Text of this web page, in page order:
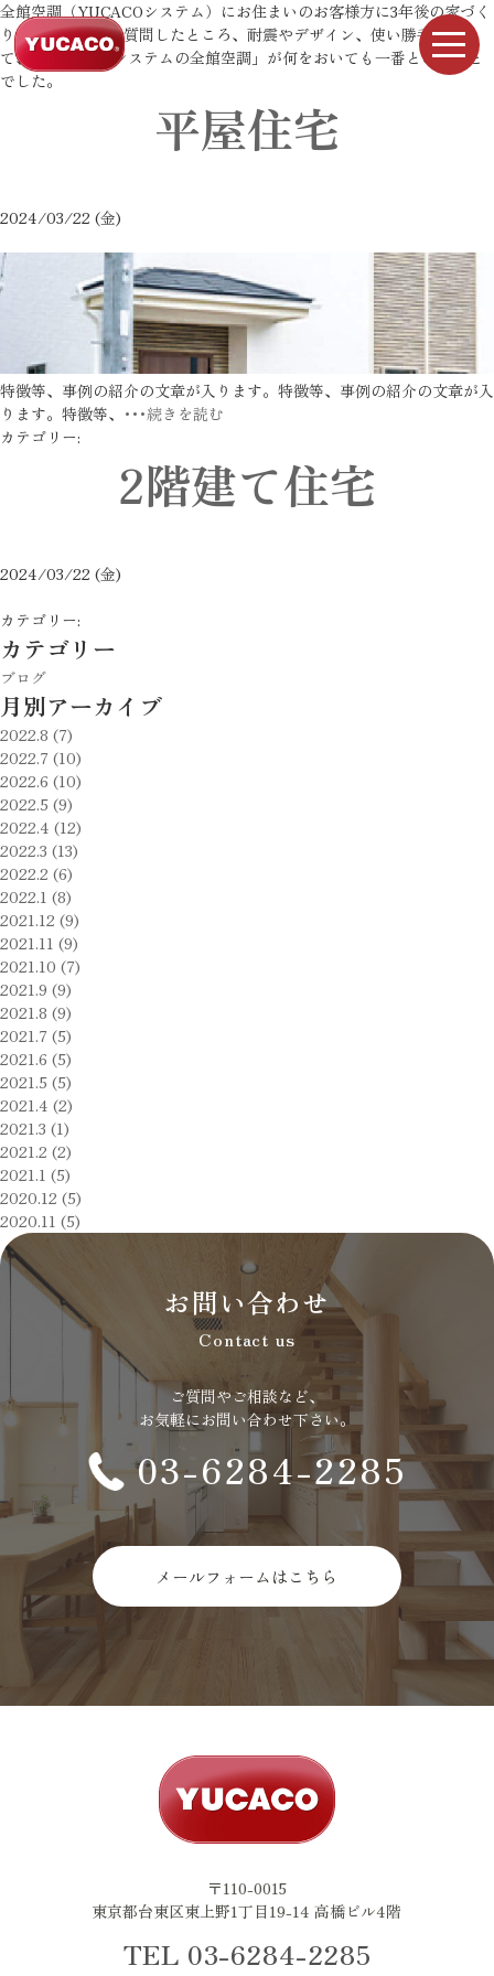
全館空調（YUCACOシステム）にお住まいのお客様方に3年後の家づく
りポイントは？と質問したところ、耐震やデザイン、使い勝手を超え
て、「YUCACOシステムの全館空調」が何をおいても一番ということ
でした。
平屋住宅
2024/03/22 (金)
特徴等、事例の紹介の文章が入ります。特徴等、事例の紹介の文章が入
ります。特徴等、 ･･･続きを読む
カテゴリー:
2階建て住宅
2024/03/22 (金)
カテゴリー:
カテゴリー
ブログ
月別アーカイブ
2022.8 (7)
2022.7 (10)
2022.6 (10)
2022.5 (9)
2022.4 (12)
2022.3 (13)
2022.2 (6)
2022.1 (8)
2021.12 (9)
2021.11 (9)
2021.10 (7)
2021.9 (9)
2021.8 (9)
2021.7 (5)
2021.6 (5)
2021.5 (5)
2021.4 (2)
2021.3 (1)
2021.2 (2)
2021.1 (5)
2020.12 (5)
2020.11 (5)
お問い合わせ
Contact us
ご質問やご相談など、
お気軽にお問い合わせ下さい。
03-6284-2285
メールフォームはこちら
〒110-0015
東京都台東区東上野1丁目19-14 高橋ビル4階
TEL 03-6284-2285